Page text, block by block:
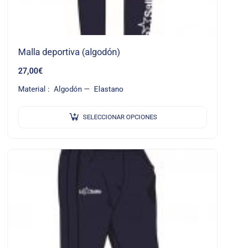
Malla deportiva (algodón)
27,00€
Material : Algodón — Elastano
SELECCIONAR OPCIONES